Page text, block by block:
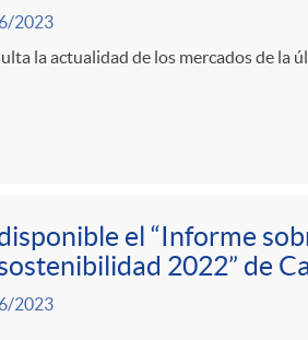
2023
la actualidad de los mercados de la
el “Informe
2022” de
2023